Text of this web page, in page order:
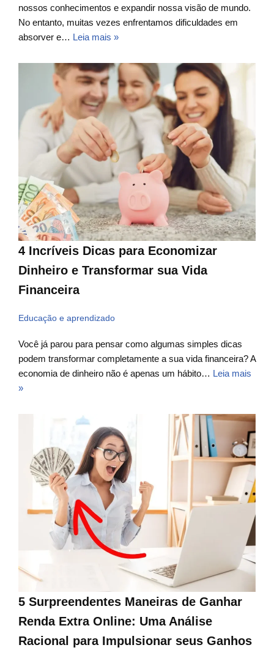
nossos conhecimentos e expandir nossa visão de mundo.
No entanto, muitas vezes enfrentamos dificuldades em
absorver e… Leia mais »
4 Incríveis Dicas para Economizar
Dinheiro e Transformar sua Vida
Financeira
Educação e aprendizado
Você já parou para pensar como algumas simples dicas
podem transformar completamente a sua vida financeira? A
economia de dinheiro não é apenas um hábito… Leia mais
»
5 Surpreendentes Maneiras de Ganhar
Renda Extra Online: Uma Análise
Racional para Impulsionar seus Ganhos